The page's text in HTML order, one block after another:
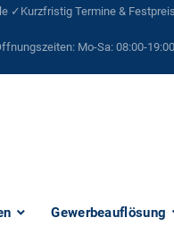
✓Kurzfristig Termine &
Mo-Sa: 08:00-
Gewerbeauflösung